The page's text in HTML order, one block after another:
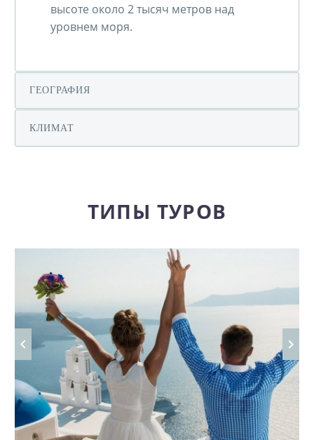
высоте около 2 тысяч метров над
уровнем моря.
ГЕОГРАФИЯ
КЛИМАТ
ТИПЫ ТУРОВ